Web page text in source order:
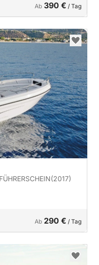
Ab 390 € / Tag
(2017)
Ab 290 € / Tag